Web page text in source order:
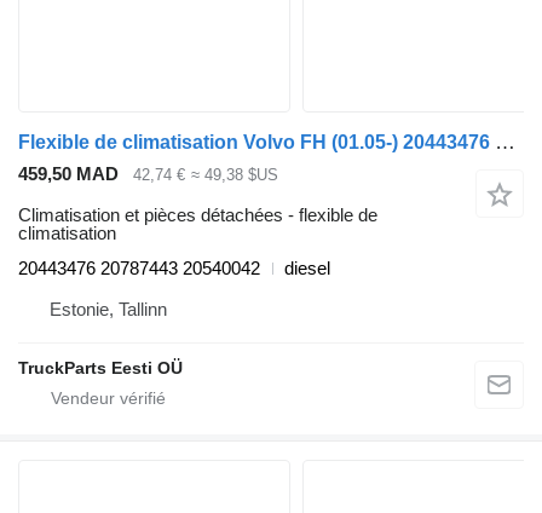
Flexible de climatisation Volvo FH (01.05-) 20443476 pour tracteur routier Volvo FH12, FH16, NH12, FH, VNL780 (1993-2014)
459,50 MAD 42,74 € ≈ 49,38 $US
Climatisation et pièces détachées - flexible de
climatisation
20443476 20787443 20540042
diesel
Estonie, Tallinn
TruckParts Eesti OÜ